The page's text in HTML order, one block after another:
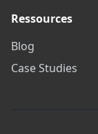
Ressources
Blog
Case Studies